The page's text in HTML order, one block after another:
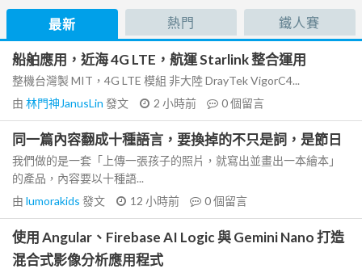
最新 熱門 鐵人賽
船舶應用，近海 4G LTE，航運 Starlink 整合運用
整機台灣製 MIT，4G LTE 模組 非大陸 DrayTek VigorC4...
由 林門神JanusLin 發文 2 小時前 0個留言
同一篇內容翻成十種語言，要換掉的不只是詞，是節日
我們做的是一套「上傳一張孩子的照片，就寫出並畫出一本繪本」
的產品，內容要以十種語...
由 lumorakids 發文 12 小時前 0個留言
使用 Angular、Firebase AI Logic 與 Gemini Nano 打造
混合式影像分析應用程式